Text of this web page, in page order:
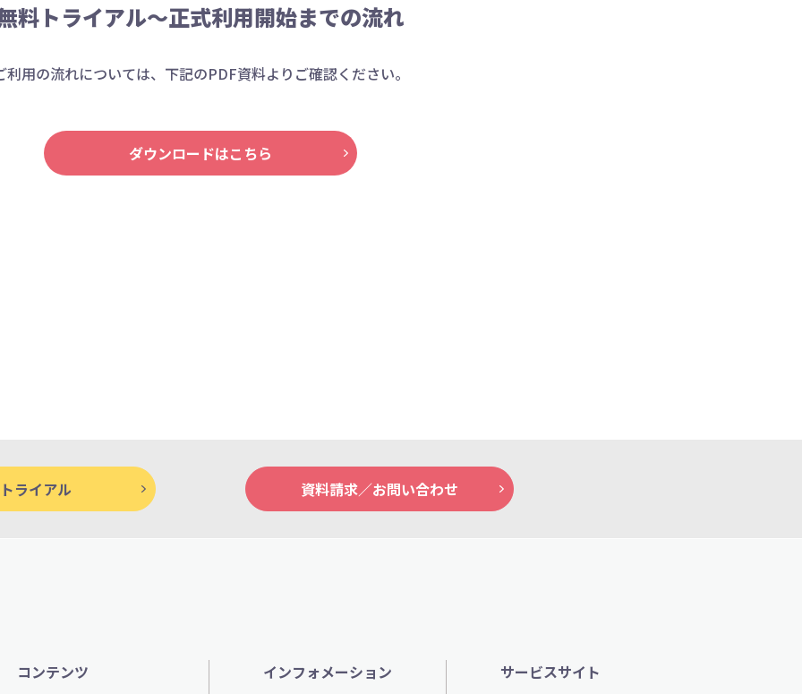
料トライアル～正式利用開始までの流れ
利用の流れについては、下記のPDF資料よりご確認ください。
ダウンロードはこちら
ライアル 資料請求／お問い合わせ
コンテンツ インフォメーション サービスサイト